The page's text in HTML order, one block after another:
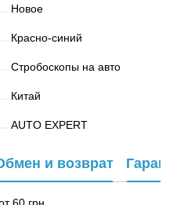
Новое
Красно-синий
Стробоскопы на авто
Китай
AUTO EXPERT
и возврат